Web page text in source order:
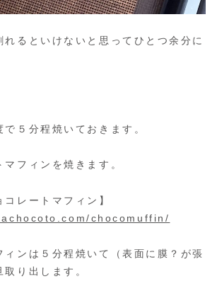
るといけないと思ってひとつ余分に
５分程焼いておきます。
フィンを焼きます。
コレートマフィン】
chocomuffin/
ィンは５分程焼いて（表面に膜？が張
り出します。